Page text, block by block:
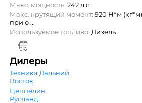
Макс. мощность: 242 л.с.
Макс. крутящий момент: 920 Н*м (кг*м)
при о ...
Используемое топливо: Дизель
Дилеры
Техника Дальний
Восток
Цеппелин
Русланд